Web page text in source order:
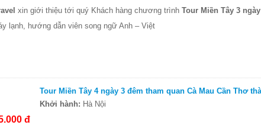
xin giới thiệu tới quý Khách hàng chương trình Tour Miền Tây 3
lạnh, hướng dẫn viên song ngữ Anh – Việt
Tour Miền Tây 4 ngày 3 đêm tham quan Cà Mau Cần Thơ
Khởi hành: Hà Nội
đ